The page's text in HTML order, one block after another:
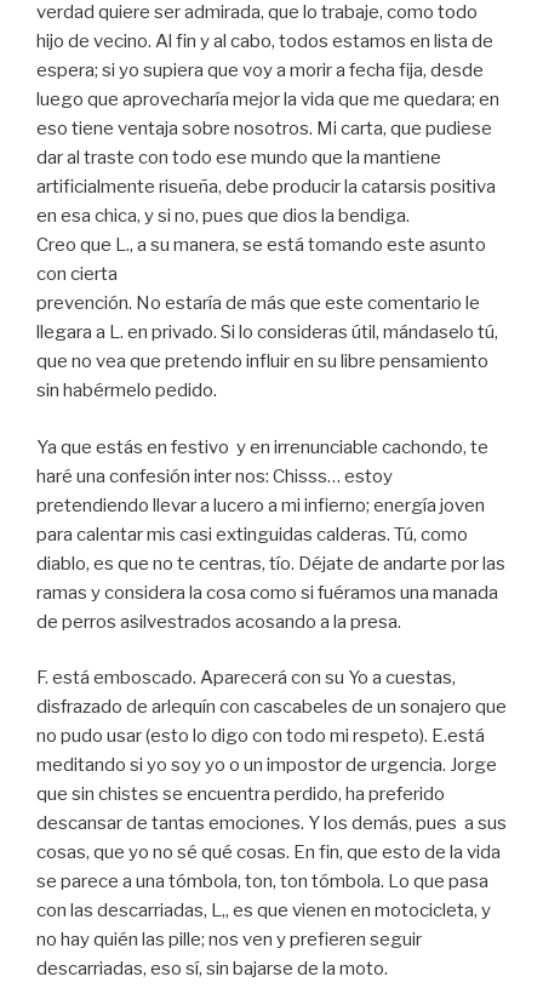
verdad quiere ser admirada, que lo trabaje, como todo
hijo de vecino. Al fin y al cabo, todos estamos en lista de
espera; si yo supiera que voy a morir a fecha fija, desde
luego que aprovecharía mejor la vida que me quedara; en
eso tiene ventaja sobre nosotros. Mi carta, que pudiese
dar al traste con todo ese mundo que la mantiene
artificialmente risueña, debe producir la catarsis positiva
en esa chica, y si no, pues que dios la bendiga.
Creo que L., a su manera, se está tomando este asunto
con cierta
prevención. No estaría de más que este comentario le
llegara a L. en privado. Si lo consideras útil, mándaselo tú,
que no vea que pretendo influir en su libre pensamiento
sin habérmelo pedido.
Ya que estás en festivo y en irrenunciable cachondo, te
haré una confesión inter nos: Chisss… estoy
pretendiendo llevar a lucero a mi infierno; energía joven
para calentar mis casi extinguidas calderas. Tú, como
diablo, es que no te centras, tío. Déjate de andarte por las
ramas y considera la cosa como si fuéramos una manada
de perros asilvestrados acosando a la presa.
F. está emboscado. Aparecerá con su Yo a cuestas,
disfrazado de arlequín con cascabeles de un sonajero que
no pudo usar (esto lo digo con todo mi respeto). E.está
meditando si yo soy yo o un impostor de urgencia. Jorge
que sin chistes se encuentra perdido, ha preferido
descansar de tantas emociones. Y los demás, pues a sus
cosas, que yo no sé qué cosas. En fin, que esto de la vida
se parece a una tómbola, ton, ton tómbola. Lo que pasa
con las descarriadas, L,, es que vienen en motocicleta, y
no hay quién las pille; nos ven y prefieren seguir
descarriadas, eso sí, sin bajarse de la moto.